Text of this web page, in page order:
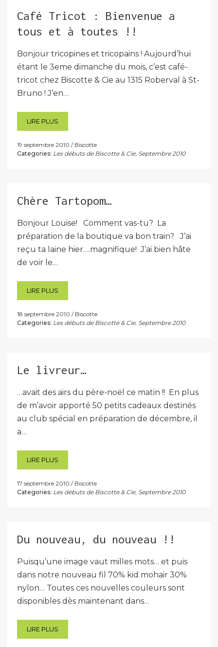
Café Tricot : Bienvenue a
tous et à toutes !!
Bonjour tricopines et tricopains ! Aujourd’hui
étant le 3eme dimanche du mois, c’est café-
tricot chez Biscotte & Cie au 1315 Roberval à St-
Bruno ! J’en…
LIRE PLUS
19 septembre 2010
Biscotte
Categories: Les débuts de Biscotte & Cie, Septembre 2010
Chère Tartopom…
Bonjour Louise! Comment vas-tu? La
préparation de la boutique va bon train? J’ai
reçu ta laine hier….magnifique! J’ai bien hâte
de voir le…
LIRE PLUS
18 septembre 2010
Biscotte
Categories: Les débuts de Biscotte & Cie, Septembre 2010
Le livreur…
…avait des airs du père-noël ce matin !! En plus
de m’avoir apporté 50 petits cadeaux destinés
au club spécial en préparation de décembre, il
a…
LIRE PLUS
17 septembre 2010
Biscotte
Categories: Les débuts de Biscotte & Cie, Septembre 2010
Du nouveau, du nouveau !!
Puisqu’une image vaut milles mots… et puis
dans notre nouveau fil 70% kid mohair 30%
nylon… Toutes ces nouvelles couleurs sont
disponibles dès maintenant dans…
LIRE PLUS